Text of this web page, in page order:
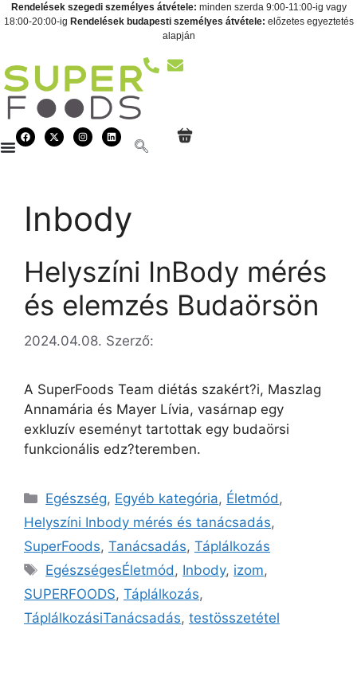
Rendelések szegedi személyes átvétele: minden szerda 9:00-11:00-ig vagy
18:00-20:00-ig Rendelések budapesti személyes átvétele: előzetes egyeztetés
alapján
Inbody
Helyszíni InBody mérés
és elemzés Budaörsön
2024.04.08. Szerző:
A SuperFoods Team diétás szakért?i, Maszlag
Annamária és Mayer Lívia, vasárnap egy
exkluzív eseményt tartottak egy budaörsi
funkcionális edz?teremben.
Egészség, Egyéb kategória, Életmód ,
Helyszíni Inbody mérés és tanácsadás,
SuperFoods, Tanácsadás, Táplálkozás
EgészségesÉletmód , Inbody, izom,
SUPERFOODS, Táplálkozás,
TáplálkozásiTanácsadás, testösszetétel